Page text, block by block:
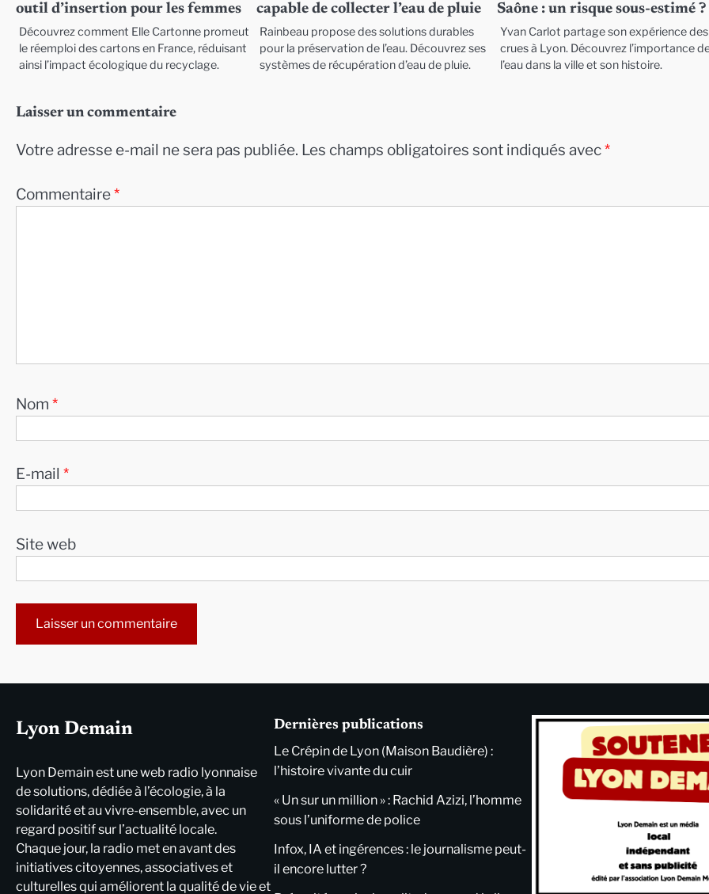
outil d’insertion pour les femmes
Découvrez comment Elle Cartonne promeut
le réemploi des cartons en France, réduisant
ainsi l’impact écologique du recyclage.
capable de collecter l’eau de pluie
Rainbeau propose des solutions durables
pour la préservation de l’eau. Découvrez ses
systèmes de récupération d’eau de pluie.
Saône : un risque sous-estimé ?
Yvan Carlot partage son expérience des
crues à Lyon. Découvrez l’importance
l’eau dans la ville et son histoire.
Laisser un commentaire
Votre adresse e-mail ne sera pas publiée. Les champs obligatoires sont indiqués avec*
Commentaire*
Nom *
E-mail *
Site web
Lyon Demain
Lyon Demain est une web radio lyonnaise
de solutions, dédiée à l’écologie, à la
solidarité et au vivre-ensemble, avec un
regard positif sur l’actualité locale.
Chaque jour, la radio met en avant des
initiatives citoyennes, associatives et
culturelles qui améliorent la qualité de vie et
Dernières publications
Le Crépin de Lyon (Maison Baudière) :
l’histoire vivante du cuir
« Un sur un million » : Rachid Azizi, l’homme
sous l’uniforme de police
Infox, IA et ingérences : le journalisme peut-
il encore lutter ?